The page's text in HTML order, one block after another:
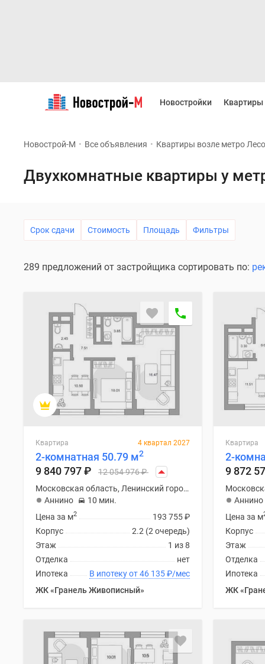
Новостройки
Новостройки
Новой
Новостройки
Специальные
новостроек
Подмосковья
комнатные
комнатные
комнатные
Квартиры
калькулятор
Новостройки Квартиры
Новострой-М • Все объявления • Квартиры возле метро
Двухкомнатные квартиры у
Срок сдачи Стоимость Площадь Фильтры
289 предложений от застройщика сортировать по:
Квартира 4 квартал 2027
2-комнатная 50.79 м2
9 840 797₽ 12 054 976₽
Московская область, Ленинский городской округ
Аннино
10 мин.
193 755₽
Цена за м2
2.2 (2 очередь)
Корпус
1 из 8
Этаж
нет
Отделка
В ипотеку от 46 135₽/мес
Ипотека
ЖК «Гранель Живописный»
Квартира
2-
9 872
Аннино
Цена за м
Корпус
Этаж
Отделка
Ипотека
ЖК